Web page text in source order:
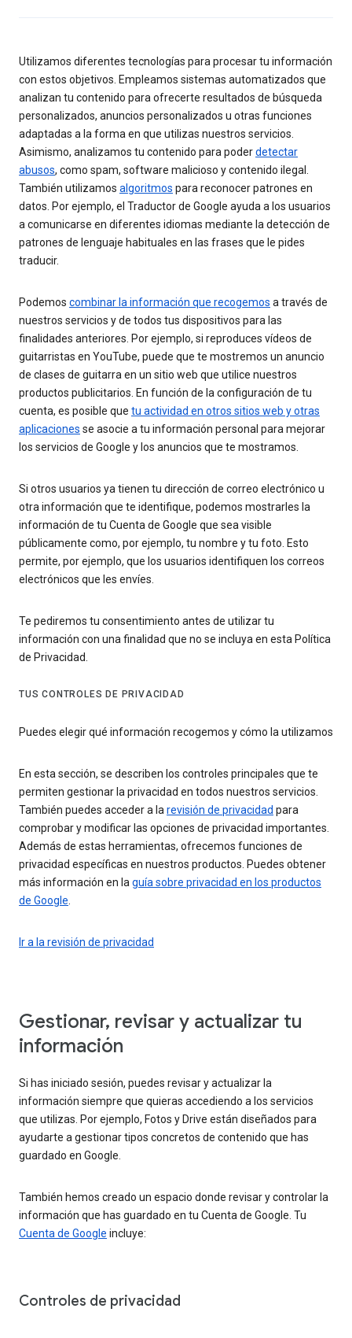
Utilizamos diferentes tecnologías para procesar tu información
con estos objetivos. Empleamos sistemas automatizados que
analizan tu contenido para ofrecerte resultados de búsqueda
personalizados, anuncios personalizados u otras funciones
adaptadas a la forma en que utilizas nuestros servicios.
Asimismo, analizamos tu contenido para poderdetectar
abusos, como spam, software malicioso y contenido ilegal.
También utilizamos algoritmos para reconocer patrones en
datos. Por ejemplo, el Traductor de Google ayuda a los usuarios
a comunicarse en diferentes idiomas mediante la detección de
patrones de lenguaje habituales en las frases que le pides
traducir.
Podemos combinar la información que recogemos a través de
nuestros servicios y de todos tus dispositivos para las
finalidades anteriores. Por ejemplo, si reproduces vídeos de
guitarristas en YouTube, puede que te mostremos un anuncio
de clases de guitarra en un sitio web que utilice nuestros
productos publicitarios. En función de la configuración de tu
cuenta, es posible que tu actividad en otros sitios web y otras
aplicaciones se asocie a tu información personal para mejorar
los servicios de Google y los anuncios que te mostramos.
Si otros usuarios ya tienen tu dirección de correo electrónico u
otra información que te identifique, podemos mostrarles la
información de tu Cuenta de Google que sea visible
públicamente como, por ejemplo, tu nombre y tu foto. Esto
permite, por ejemplo, que los usuarios identifiquen los correos
electrónicos que les envíes.
Te pediremos tu consentimiento antes de utilizar tu
información con una finalidad que no se incluya en esta Política
de Privacidad.
TUS CONTROLES DE PRIVACIDAD
Puedes elegir qué información recogemos y cómo la utilizamos
En esta sección, se describen los controles principales que te
permiten gestionar la privacidad en todos nuestros servicios.
También puedes acceder a la revisión de privacidad para
comprobar y modificar las opciones de privacidad importantes.
Además de estas herramientas, ofrecemos funciones de
privacidad específicas en nuestros productos. Puedes obtener
más información en la guía sobre privacidad en los productos
de Google
Ir a la revisión de privacidad
Gestionar, revisar y actualizar tu
información
Si has iniciado sesión, puedes revisar y actualizar la
información siempre que quieras accediendo a los servicios
que utilizas. Por ejemplo, Fotos y Drive están diseñados para
ayudarte a gestionar tipos concretos de contenido que has
guardado en Google.
También hemos creado un espacio donde revisar y controlar la
información que has guardado en tu Cuenta de Google. Tu
Cuenta de Google incluye:
Controles de privacidad